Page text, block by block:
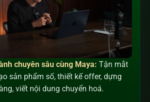
chuyên sâu cùng Maya: Tận mắt
sản phẩm số, thiết kế offer, dựng
viết nội dung chuyển hoá.